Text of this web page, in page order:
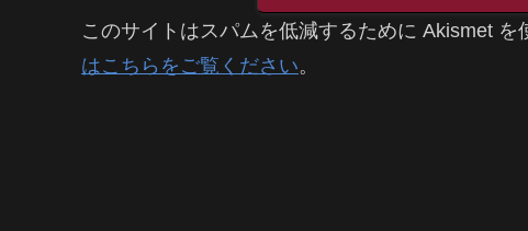
このサイトはスパムを低減するために Akismet を
はこちらをご覧ください。